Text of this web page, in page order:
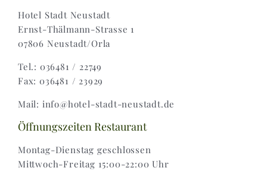
Zahlungsweisen |
Widerruf |
Versand & Lieferung
Hotel Stadt Neustadt
Ernst-Thälmann-Strasse 1
07806 Neustadt/Orla
Tel.: 036481 / 22749
Fax: 036481 / 23929
Mail: info@hotel-stadt-neustadt.de
Öffnungszeiten Restaurant
Montag-Dienstag geschlossen
Mittwoch-Freitag 15:00-22:00 Uhr